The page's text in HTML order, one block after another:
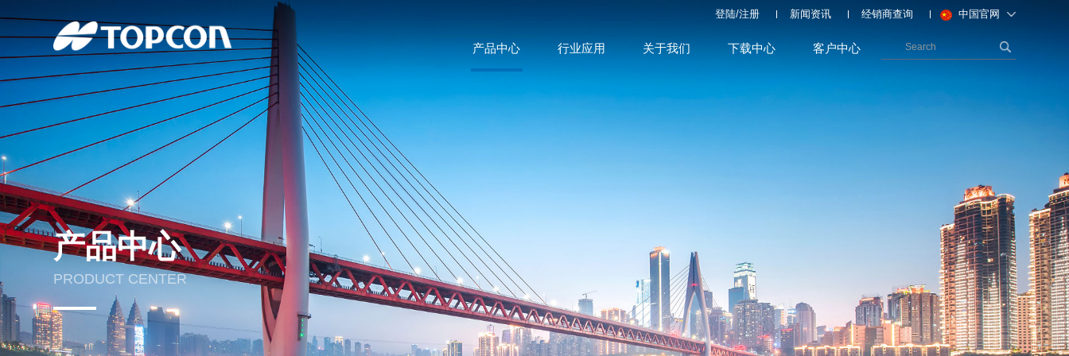
中国官网
登陆/注册 新闻资讯 经销商查询
产品中心 行业应用 关于我们 下载中心 客户中心
产品中心
PRODUCT CENTER